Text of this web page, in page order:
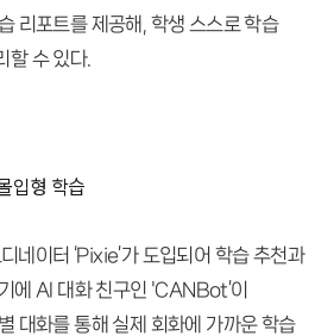
리포트를 제공해, 학생 스스로 학습
할 수 있다.
입형 학습
네이터 ‘Pixie’가 도입되어 학습 추천과
에 AI 대화 친구인 'CANBot’이
대화를 통해 실제 회화에 가까운 학습